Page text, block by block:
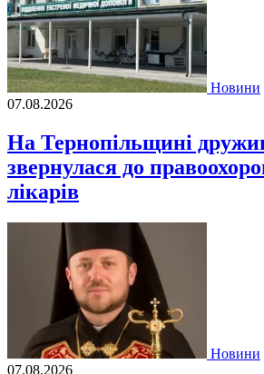
Новини
07.08.2026
На Тернопільщині
звернулася до
лікарів
Новини
07.08.2026